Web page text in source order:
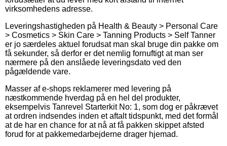
virksomhedens adresse.
Leveringshastigheden på Health & Beauty > Personal Care
> Cosmetics > Skin Care > Tanning Products > Self Tanner
er jo særdeles aktuel forudsat man skal bruge din pakke om
få sekunder, så derfor er det nemlig fornuftigt at man ser
nærmere på den anslåede leveringsdato ved den
pågældende vare.
Masser af e-shops reklamerer med levering på
næstkommende hverdag på en hel del produkter,
eksempelvis Tanrevel Starterkit No: 1, som dog er påkrævet
at ordren indsendes inden et aftalt tidspunkt, med det formål
at de har en chance for at nå at få pakken skippet afsted
forud for at pakkemedarbejderne drager hjemad.